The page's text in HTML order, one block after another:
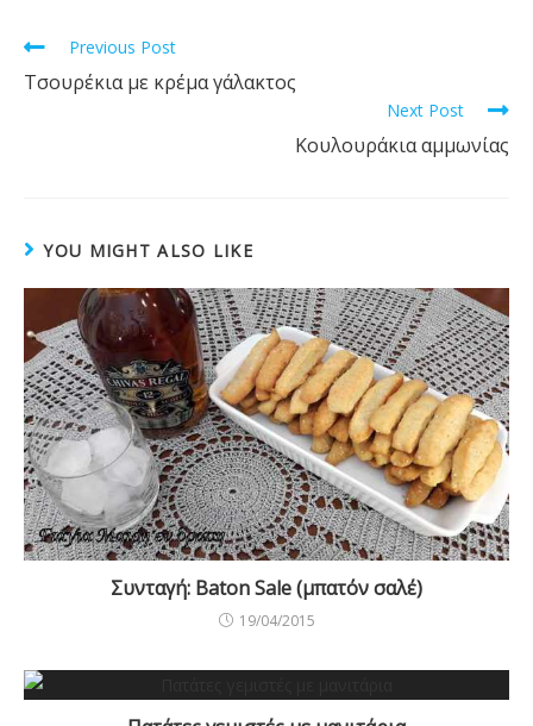
o
k
Read
articles
Previous Post
Τσουρέκια με κρέμα γάλακτος
Next Post
Κουλουράκια αμμωνίας
YOU MIGHT ALSO LIKE
Συνταγή: Baton Sale (μπατόν σαλέ)
19/04/2015